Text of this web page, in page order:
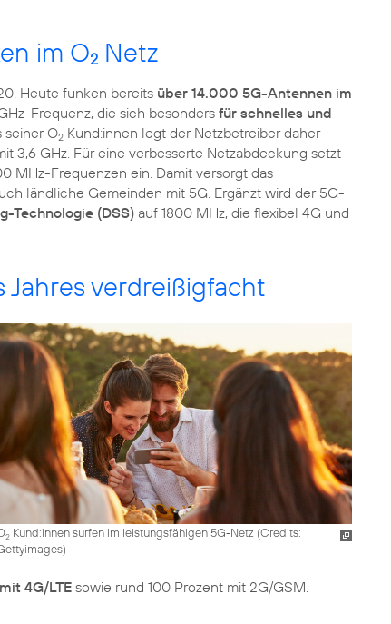
im O2 Netz
Heute funken bereits über 14.000 5G-Antennen im
Frequenz, die sich besonders für schnelles und
seiner O2 Kund:innen legt der Netzbetreiber daher
3,6 GHz. Für eine verbesserte Netzabdeckung setzt
MHz-Frequenzen ein. Damit versorgt das
ländliche Gemeinden mit 5G. Ergänzt wird der 5G-
Technologie (DSS) auf 1800 MHz, die flexibel 4G und
verdreißigfacht
2Kund:innen surfen im leistungsfähigen 5G-Netz (Credits:
)
4G/LTE sowie rund 100 Prozent mit 2G/GSM.